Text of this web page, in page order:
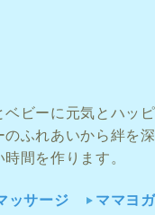
ビーに元気とハッ
ふれあいから絆を
間を作ります。
ッサージ ママヨガ